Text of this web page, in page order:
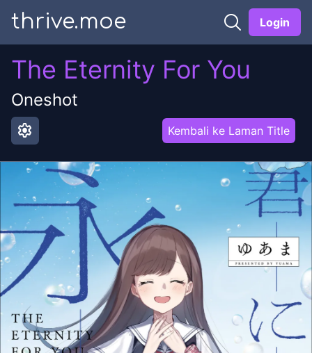
thrive.moe Login
The Eternity For You
Oneshot
settings Kembali ke Laman Title